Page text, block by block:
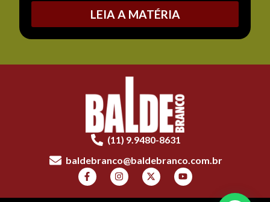
LEIA A MATÉRIA
(11) 9.9480-8631
baldebranco@baldebranco.com.br